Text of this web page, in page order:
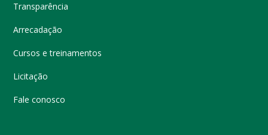
Transparência
Arrecadação
Cursos e treinamentos
Licitação
Fale conosco